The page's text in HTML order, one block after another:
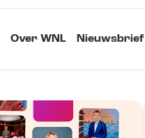
Over WNL Nieuwsbrief